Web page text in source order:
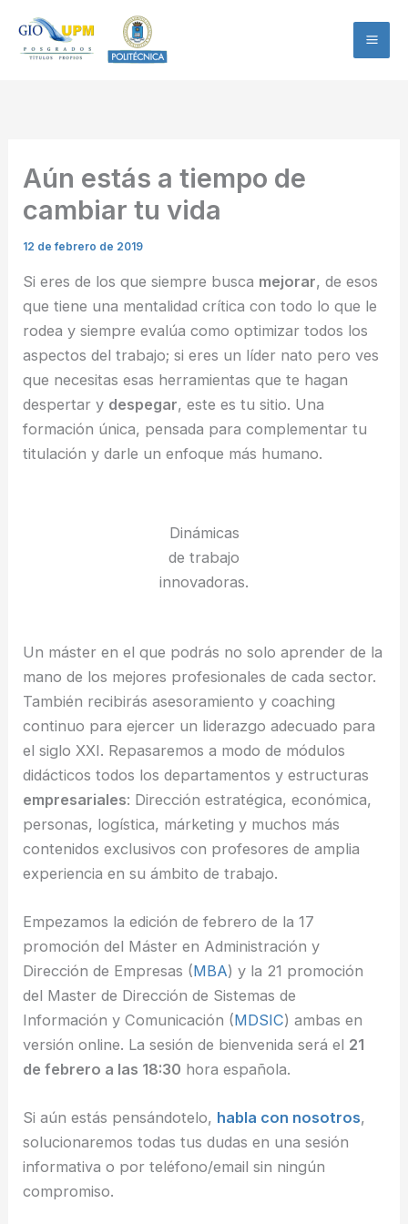
contenido
Aún estás a tiempo de
cambiar tu vida
12 de febrero de 2019
Si eres de los que siempre busca mejorar, de esos
que tiene una mentalidad crítica con todo lo que le
rodea y siempre evalúa como optimizar todos los
aspectos del trabajo; si eres un líder nato pero ves
que necesitas esas herramientas que te hagan
despertar y despegar, este es tu sitio. Una
formación única, pensada para complementar tu
titulación y darle un enfoque más humano.
Dinámicas
de trabajo
innovadoras.
Un máster en el que podrás no solo aprender de la
mano de los mejores profesionales de cada sector.
También recibirás asesoramiento y coaching
continuo para ejercer un liderazgo adecuado para
el siglo XXI. Repasaremos a modo de módulos
didácticos todos los departamentos y estructuras
empresariales: Dirección estratégica, económica,
personas, logística, márketing y muchos más
contenidos exclusivos con profesores de amplia
experiencia en su ámbito de trabajo.
Empezamos la edición de febrero de la 17
promoción del Máster en Administración y
Dirección de Empresas (MBA) y la 21 promoción
del Master de Dirección de Sistemas de
Información y Comunicación (MDSIC) ambas en
versión online. La sesión de bienvenida será el 21
de febrero a las 18:30 hora española.
Si aún estás pensándotelo, habla con nosotros,
solucionaremos todas tus dudas en una sesión
informativa o por teléfono/email sin ningún
compromiso.